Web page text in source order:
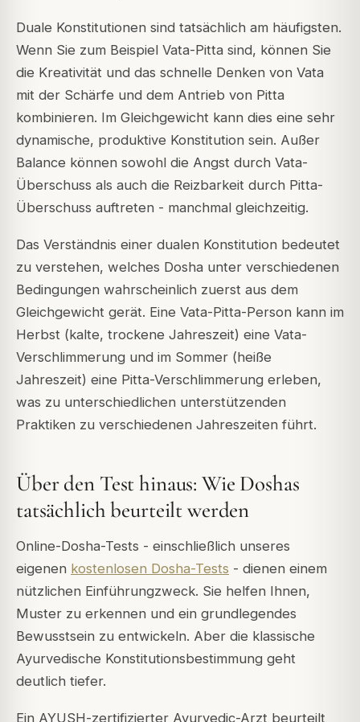
Duale Konstitutionen sind tatsächlich am häufigsten.
Wenn Sie zum Beispiel Vata-Pitta sind, können Sie
die Kreativität und das schnelle Denken von Vata
mit der Schärfe und dem Antrieb von Pitta
kombinieren. Im Gleichgewicht kann dies eine sehr
dynamische, produktive Konstitution sein. Außer
Balance können sowohl die Angst durch Vata-
Überschuss als auch die Reizbarkeit durch Pitta-
Überschuss auftreten - manchmal gleichzeitig.
Das Verständnis einer dualen Konstitution bedeutet
zu verstehen, welches Dosha unter verschiedenen
Bedingungen wahrscheinlich zuerst aus dem
Gleichgewicht gerät. Eine Vata-Pitta-Person kann im
Herbst (kalte, trockene Jahreszeit) eine Vata-
Verschlimmerung und im Sommer (heiße
Jahreszeit) eine Pitta-Verschlimmerung erleben,
was zu unterschiedlichen unterstützenden
Praktiken zu verschiedenen Jahreszeiten führt.
Über den Test hinaus: Wie Doshas
tatsächlich beurteilt werden
Online-Dosha-Tests - einschließlich unseres
eigenen kostenlosen Dosha-Tests - dienen einem
nützlichen Einführungzweck. Sie helfen Ihnen,
Muster zu erkennen und ein grundlegendes
Bewusstsein zu entwickeln. Aber die klassische
Ayurvedische Konstitutionsbestimmung geht
deutlich tiefer.
Ein AYUSH-zertifizierter Ayurvedic-Arzt beurteilt